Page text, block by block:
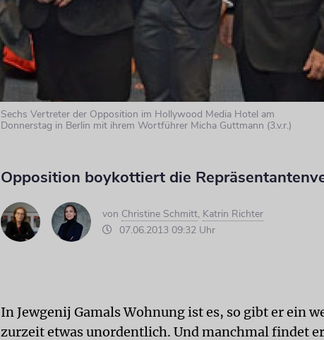
Sechs Vertreter der Opposition im Hollywood Media Hotel am
Donnerstag in Berlin mit ihrem Wortführer Micha Guttmann (3.v.r.)
Opposition boykottiert die
von Christine Schmitt, Katrin Richter
07.06.2013 09:32 Uhr
In Jewgenij Gamals Wohnung ist es, so gibt er ein
zurzeit etwas unordentlich. Und manchmal findet